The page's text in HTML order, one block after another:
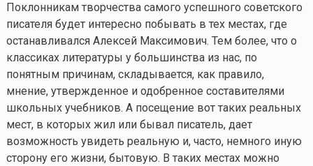
Поклонникам творчества самого успешного советского
писателя будет интересно побывать в тех местах, где
останавливался Алексей Максимович. Тем более, что о
классиках литературы у большинства из нас, по
понятным причинам, складывается, как правило,
мнение, утвержденное и одобренное составителями
школьных учебников. А посещение вот таких реальных
мест, в которых жил или бывал писатель, дает
возможность увидеть реальную и, часто, немного иную
сторону его жизни, бытовую. В таких местах можно